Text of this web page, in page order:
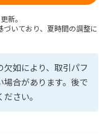
新。
づいており、夏時間の調整に
如により、取引パフ
場合があります。後で
さい。